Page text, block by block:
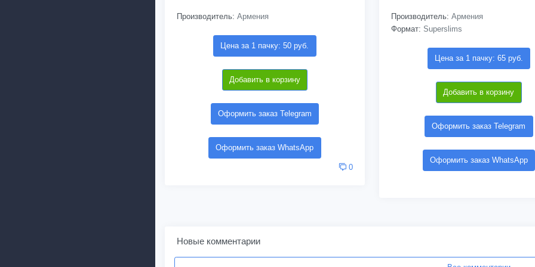
Производитель: Армения
Цена за 1 пачку: 50 руб.
Добавить в корзину
Оформить заказ Telegram
Оформить заказ WhatsApp
0
Производитель: Армения
Формат: Superslims
Цена за 1 пачку: 65 руб.
Добавить в корзину
Оформить заказ Telegram
Оформить заказ WhatsApp
Новые комментарии